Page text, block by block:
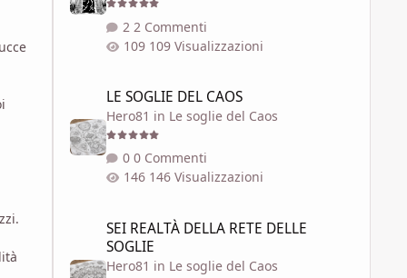
2 Commenti
109 Visualizzazioni
LE SOGLIE DEL CAOS
Hero81 in Le soglie del Caos
0 Commenti
146 Visualizzazioni
SEI REALTÀ DELLA RETE DELLE
SOGLIE
Hero81 in Le soglie del Caos